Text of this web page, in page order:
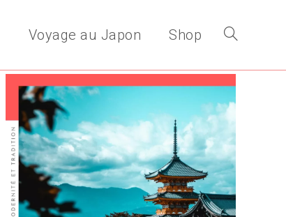
Voyage au Japon Shop Toggle
website
search